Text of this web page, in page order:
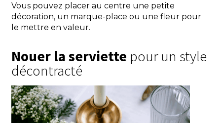
Vous pouvez placer au centre une petite
décoration, un marque-place ou une fleur pour
le mettre en valeur.
Nouer la serviette pour un style
décontracté